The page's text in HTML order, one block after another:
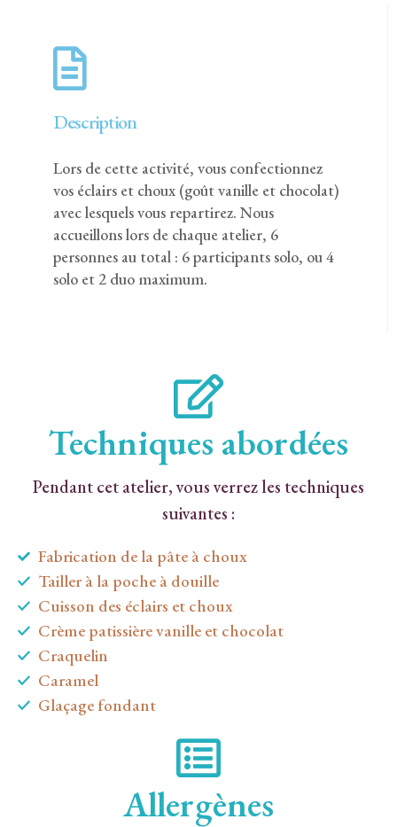
Description
Lors de cette activité, vous confectionnez
vos éclairs et choux (goût vanille et chocolat)
avec lesquels vous repartirez. Nous
accueillons lors de chaque atelier, 6
personnes au total : 6 participants solo, ou 4
solo et 2 duo maximum.
Techniques abordées
Pendant cet atelier, vous verrez les techniques
suivantes :
Fabrication de la pâte à choux
Tailler à la poche à douille
Cuisson des éclairs et choux
Crème patissière vanille et chocolat
Craquelin
Caramel
Glaçage fondant
Allergènes